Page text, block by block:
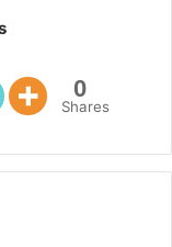
0
Shares